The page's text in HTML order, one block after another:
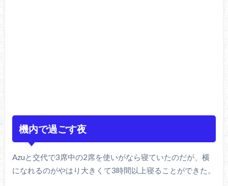
機内で過ごす夜
Azuと交代で3席中の2席を使いがなら寝ていたのだが、横
になれるのがやはり大きくて3時間以上寝ることができた。